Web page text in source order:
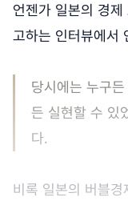
언젠가 일본의 경
고하는 인터뷰에서
당시에는 누구
든 실현할 수 있
다.
비록 일본의 버블